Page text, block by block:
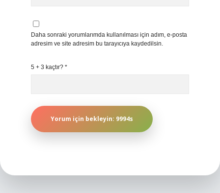
Daha sonraki yorumlarımda kullanılması için adım, e-posta
adresim ve site adresim bu tarayıcıya kaydedilsin.
5 + 3 kaçtır? *